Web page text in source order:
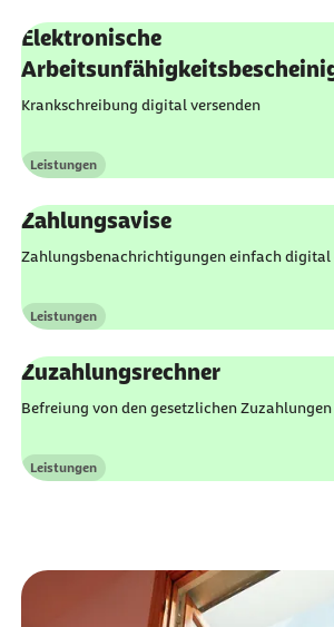
Elektronische
Krankschreibung digital versenden
Kategorie
Leistungen
Zahlungsavise
Zahlungsbenachrichtigungen einfach digital
Kategorie
Leistungen
Zuzahlungsrechner
Befreiung von den gesetzlichen
Kategorie
Leistungen